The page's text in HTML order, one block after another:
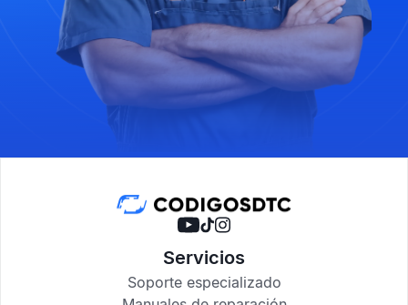
Servicios
Soporte especializado